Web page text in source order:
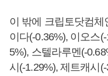
이 밖에 크립토닷컴체
이다(-0.36%), 이오스
5%), 스텔라루멘(-
시(-1.29%), 제트캐시